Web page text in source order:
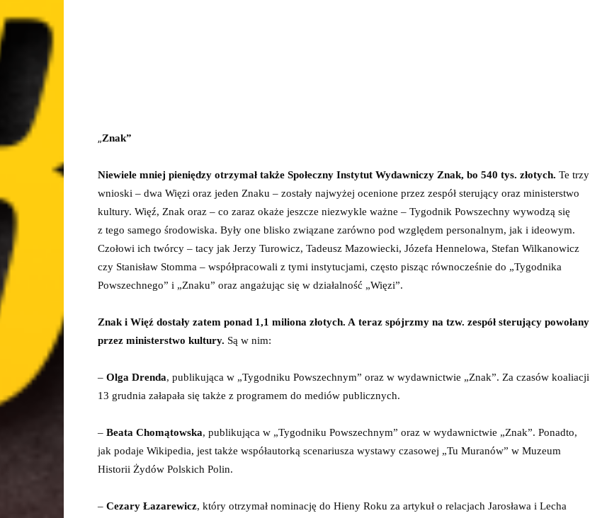
„Znak”
Niewiele mniej pieniędzy otrzymał także Społeczny Instytut Wydawniczy Znak, bo 540 tys. złotych. Te trzy
wnioski – dwa Więzi oraz jeden Znaku – zostały najwyżej ocenione przez zespół sterujący oraz ministerstwo
kultury. Więź, Znak oraz – co zaraz okaże jeszcze niezwykle ważne – Tygodnik Powszechny wywodzą się
z tego samego środowiska. Były one blisko związane zarówno pod względem personalnym, jak i ideowym.
Czołowi ich twórcy – tacy jak Jerzy Turowicz, Tadeusz Mazowiecki, Józefa Hennelowa, Stefan Wilkanowicz
czy Stanisław Stomma – współpracowali z tymi instytucjami, często pisząc równocześnie do „Tygodnika
Powszechnego” i „Znaku” oraz angażując się w działalność „Więzi”.
Znak i Więź dostały zatem ponad 1,1 miliona złotych. A teraz spójrzmy na tzw. zespół sterujący powołany
przez ministerstwo kultury. Są w nim:
– Olga Drenda, publikująca w „Tygodniku Powszechnym” oraz w wydawnictwie „Znak”. Za czasów koaliacji
13 grudnia załapała się także z programem do mediów publicznych.
– Beata Chomątowska, publikująca w „Tygodniku Powszechnym” oraz w wydawnictwie „Znak”. Ponadto,
jak podaje Wikipedia, jest także współautorką scenariusza wystawy czasowej „Tu Muranów” w Muzeum
Historii Żydów Polskich Polin.
– Cezary Łazarewicz, który otrzymał nominację do Hieny Roku za artykuł o relacjach Jarosława i Lecha